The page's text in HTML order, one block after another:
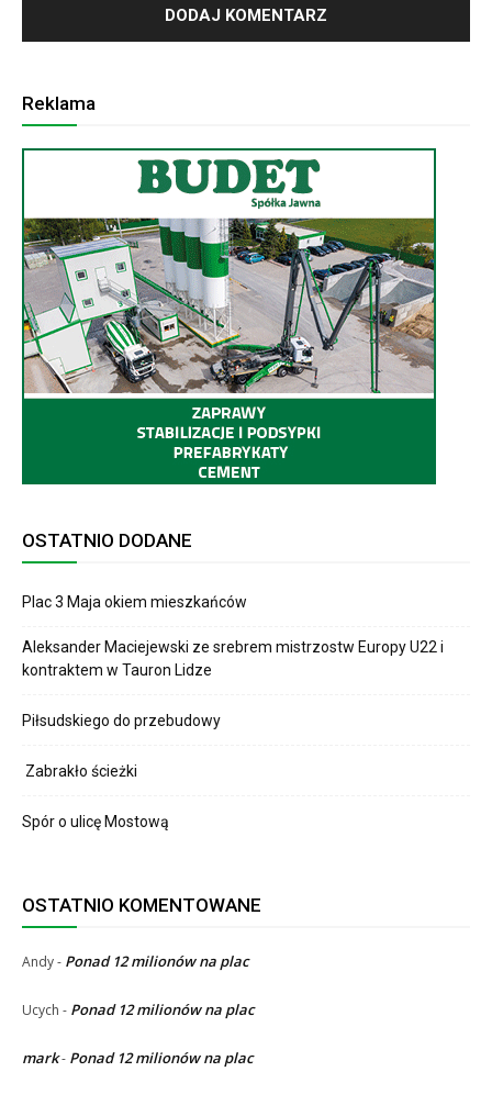
Reklama
OSTATNIO DODANE
Plac 3 Maja okiem mieszkańców
Aleksander Maciejewski ze srebrem mistrzostw Europy U22 i
kontraktem w Tauron Lidze
Piłsudskiego do przebudowy
Zabrakło ścieżki
Spór o ulicę Mostową
OSTATNIO KOMENTOWANE
Andy- Ponad 12 milionów na plac
Ucych - Ponad 12 milionów na plac
mark- Ponad 12 milionów na plac